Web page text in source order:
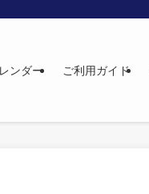
ンダー ご利用ガイド